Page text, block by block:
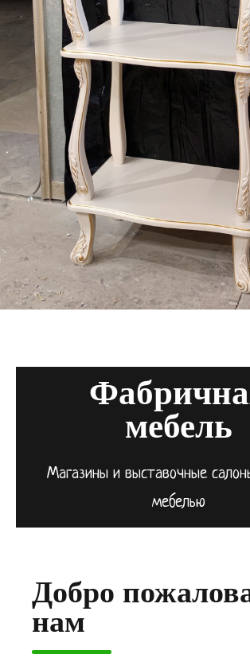
мебель
Магазины и выставочные
мебелью
Добро
нам